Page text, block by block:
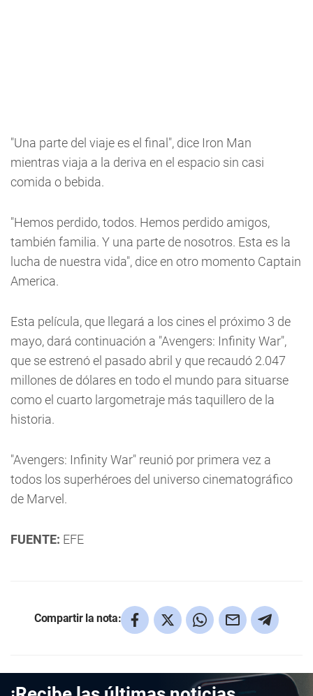
"Una parte del viaje es el final", dice Iron Man
mientras viaja a la deriva en el espacio sin casi
comida o bebida.
"Hemos perdido, todos. Hemos perdido amigos,
también familia. Y una parte de nosotros. Esta es la
lucha de nuestra vida", dice en otro momento Captain
America.
Esta película, que llegará a los cines el próximo 3 de
mayo, dará continuación a "Avengers: Infinity War",
que se estrenó el pasado abril y que recaudó 2.047
millones de dólares en todo el mundo para situarse
como el cuarto largometraje más taquillero de la
historia.
"Avengers: Infinity War" reunió por primera vez a
todos los superhéroes del universo cinematográfico
de Marvel.
FUENTE: EFE
Compartir la nota: